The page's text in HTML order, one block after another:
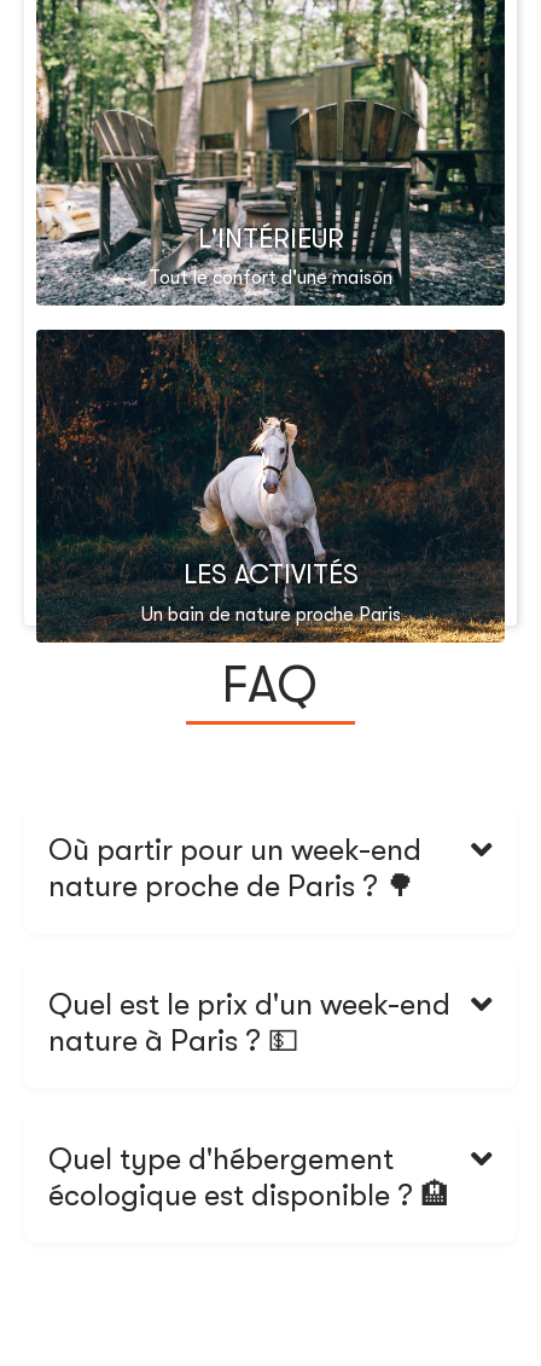
L'INTÉRIEUR
Tout le confort d'une maison
LES ACTIVITÉS
Un bain de nature proche Paris
FAQ
Où partir pour un week-end
nature proche de Paris ? 🌳

milieu de la forêt en bourgogne. L'hébergement se
situe à 2h de Paris direction sud-est. Il est
uniquement accessible en voiture et offre un
Quel est le prix d'un week-end
nature à Paris ? 💵

producteurs en supplément.
Quel type d'hébergement
écologique est disponible ? 🏨
